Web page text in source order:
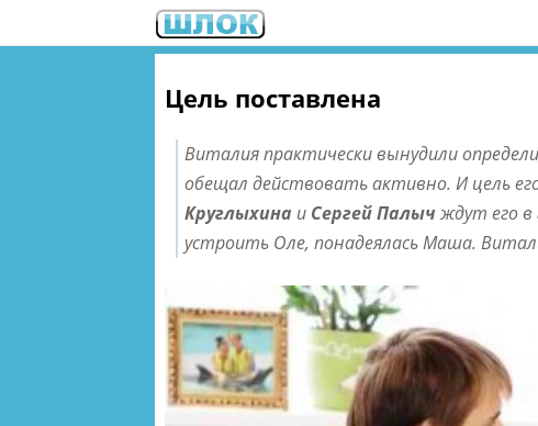
Цель поставлена
Виталия практически вынудили
обещал действовать активно. И цель
Круглыхина и Сергей Палычждут его в
устроить Оле, понадеялась Маша.